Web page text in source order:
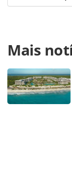
https://
explica-
ou as
produzido pela
legislação
conteúdo sem
Mais